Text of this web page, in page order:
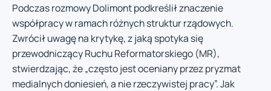
Podczas rozmowy Dolimont podkreślił znaczenie
współpracy w ramach różnych struktur rządowych.
Zwrócił uwagę na krytykę, z jaką spotyka się
przewodniczący Ruchu Reformatorskiego (MR),
stwierdzając, że „często jest oceniany przez pryzmat
medialnych doniesień, a nie rzeczywistej pracy”. Jak